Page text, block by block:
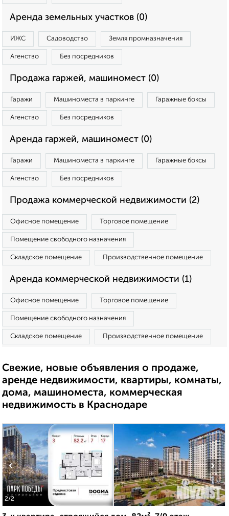
Аренда земельных участков (0)
ИЖС Садоводство Земля промназначения
Агенство Без посредников
Продажа гаржей, машиномест (0)
Гаражи Машиноместа в паркинге Гаражные боксы
Агенство Без посредников
Аренда гаржей, машиномест (0)
Гаражи Машиноместа в паркинге Гаражные боксы
Агенство Без посредников
Продажа коммерческой недвижимости (2)
Офисное помещение Торговое помещение
Помещение свободного назначения
Складское помещение Производственное помещение
Аренда коммерческой недвижимости (1)
Офисное помещение Торговое помещение
Помещение свободного назначения
Складское помещение Производственное помещение
Свежие, новые объявления о продаже,
аренде недвижимости, квартиры, комнаты,
дома, машиноместа, коммерческая
недвижимость в Краснодаре
2/2
‹ ›